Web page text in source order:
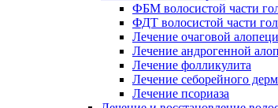
ФБМ волосистой части
ФДТ волосистой части
Лечение очаговой
Лечение андрогенной
Лечение фолликулита
Лечение себорейного
Лечение псориаза